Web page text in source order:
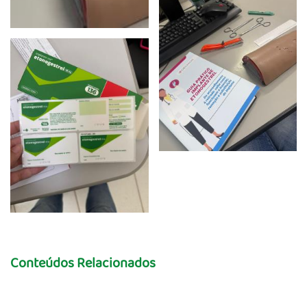
Conteúdos Relacionados